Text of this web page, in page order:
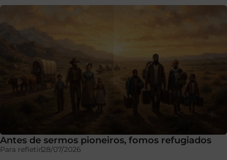
Antes de sermos pioneiros, fomos refugiados
Para refletir28/07/2026